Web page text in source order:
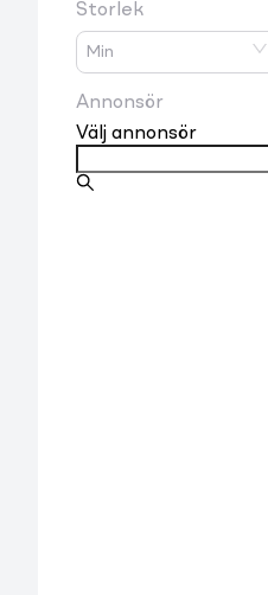
Storlek
Min
Annonsör
Välj annonsör